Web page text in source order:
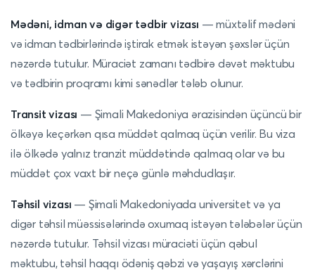
Mədəni, idman və digər tədbir vizası — müxtəlif mədəni
və idman tədbirlərində iştirak etmək istəyən şəxslər üçün
nəzərdə tutulur. Müraciət zamanı tədbirə dəvət məktubu
və tədbirin proqramı kimi sənədlər tələb olunur.
Transit vizası — Şimali Makedoniya ərazisindən üçüncü bir
ölkəyə keçərkən qısa müddət qalmaq üçün verilir. Bu viza
ilə ölkədə yalnız tranzit müddətində qalmaq olar və bu
müddət çox vaxt bir neçə günlə məhdudlaşır.
Təhsil vizası — Şimali Makedoniyada universitet və ya
digər təhsil müəssisələrində oxumaq istəyən tələbələr üçün
nəzərdə tutulur. Təhsil vizası müraciəti üçün qəbul
məktubu, təhsil haqqı ödəniş qəbzi və yaşayış xərclərini